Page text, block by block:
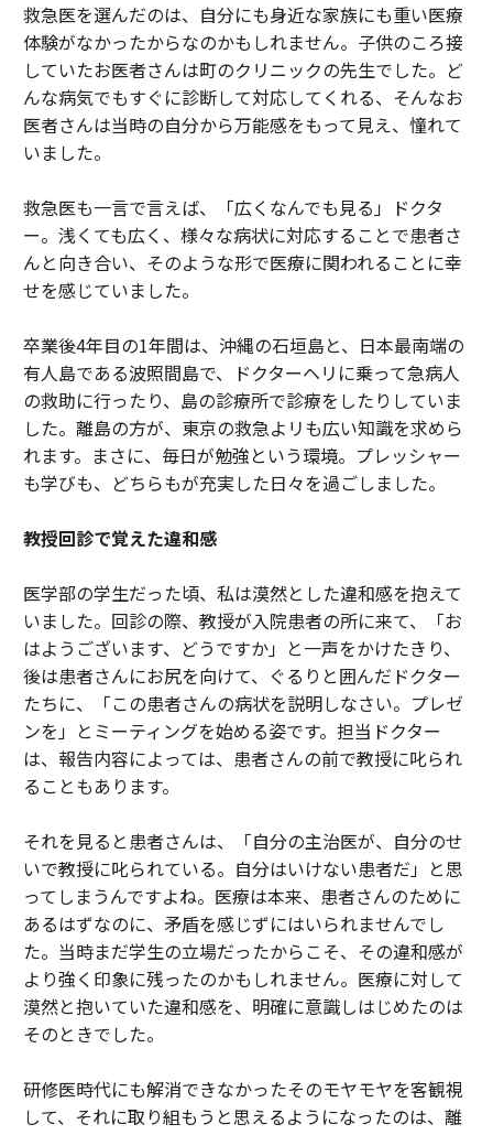
救急医を選んだのは、自分にも身近な家族にも重い医療
体験がなかったからなのかもしれません。子供のころ接
していたお医者さんは町のクリニックの先生でした。ど
んな病気でもすぐに診断して対応してくれる、そんなお
医者さんは当時の自分から万能感をもって見え、憧れて
いました。
救急医も一言で言えば、「広くなんでも見る」ドクタ
ー。浅くても広く、様々な病状に対応することで患者さ
んと向き合い、そのような形で医療に関われることに幸
せを感じていました。
卒業後4年目の1年間は、沖縄の石垣島と、日本最南端の
有人島である波照間島で、ドクターヘリに乗って急病人
の救助に行ったり、島の診療所で診療をしたりしていま
した。離島の方が、東京の救急よリも広い知識を求めら
れます。まさに、毎日が勉強という環境。プレッシャー
も学びも、どちらもが充実した日々を過ごしました。
教授回診で覚えた違和感
医学部の学生だった頃、私は漠然とした違和感を抱えて
いました。回診の際、教授が入院患者の所に来て、「お
はようございます、どうですか」と一声をかけたきり、
後は患者さんにお尻を向けて、ぐるりと囲んだドクター
たちに、「この患者さんの病状を説明しなさい。プレゼ
ンを」とミーティングを始める姿です。担当ドクター
は、報告内容によっては、患者さんの前で教授に叱られ
ることもあります。
それを見ると患者さんは、「自分の主治医が、自分のせ
いで教授に叱られている。自分はいけない患者だ」と思
ってしまうんですよね。医療は本来、患者さんのために
あるはずなのに、矛盾を感じずにはいられませんでし
た。当時まだ学生の立場だったからこそ、その違和感が
より強く印象に残ったのかもしれません。医療に対して
漠然と抱いていた違和感を、明確に意識しはじめたのは
そのときでした。
研修医時代にも解消できなかったそのモヤモヤを客観視
して、それに取り組もうと思えるようになったのは、離